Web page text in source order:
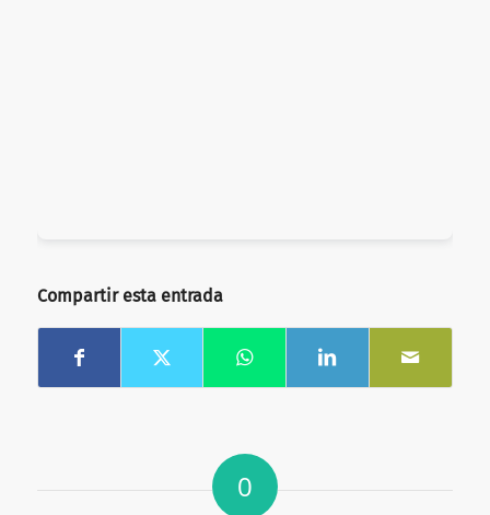
Compartir esta entrada
0